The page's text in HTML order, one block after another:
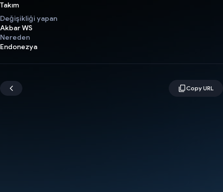
Takım
Değişikliği yapan
Akbar WS
Nereden
Endonezya